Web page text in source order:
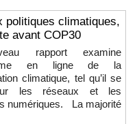
politiques climatiques,
avant COP30
rapport examine
en ligne de la
climatique, tel qu’il se
les réseaux et les
numériques. La majorité